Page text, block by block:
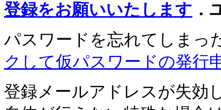
登録をお願いいたします ．
パスワードを忘れてしまっ
クして仮パスワードの発行
登録メールアドレスが失効